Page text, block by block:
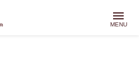
menu
MENU